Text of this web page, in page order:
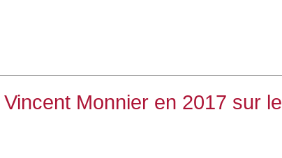
Monnier en 2017 sur le